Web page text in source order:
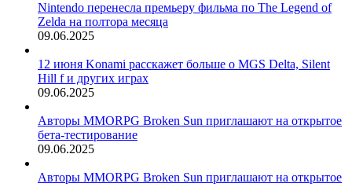
Nintendo перенесла премьеру фильма по The Legend of
Zelda на полтора месяца
09.06.2025
12 июня Konami расскажет больше о MGS Delta, Silent
Hill f и других играх
09.06.2025
Авторы MMORPG Broken Sun приглашают на открытое
бета-тестирование
09.06.2025
Авторы MMORPG Broken Sun приглашают на открытое